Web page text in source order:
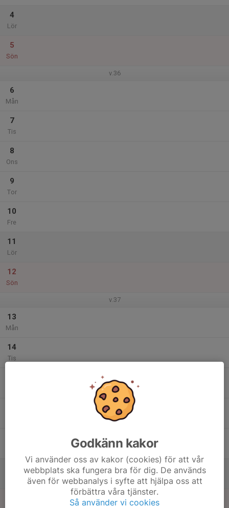
4
Lör
5
Sön
v.36
6
Mån
7
Tis
8
Ons
9
Tor
10
Fre
11
Lör
12
Sön
v.37
13
Mån
14
Tis
Godkänn kakor
Vi använder oss av kakor (cookies) för att vår
webbplats ska fungera bra för dig. De används
även för webbanalys i syfte att hjälpa oss att
förbättra våra tjänster.
Så använder vi cookies